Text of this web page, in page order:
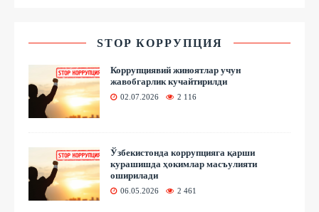
STOP КОРРУПЦИЯ
Коррупциявий жиноятлар учун
жавобгарлик кучайтирилди
02.07.2026 2 116
Ўзбекистонда коррупцияга қарши
курашишда ҳокимлар масъулияти
оширилади
06.05.2026 2 461